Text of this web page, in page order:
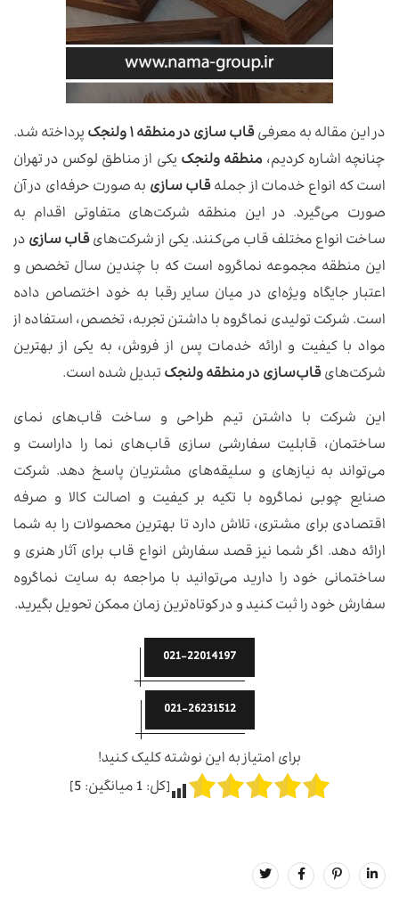
در این مقاله به معرفیقاب سازی در منطقه ۱ ولنجک
پرداخته شد.
چنانچه اشاره کردیم، منطقه ولنجک یکی از مناطق لوکس در تهران
است که انواع خدمات از جملهقاب سازی به صورت حرفه‌ای در آن
صورت می‌گیرد. در این منطقه شرکت‌های متفاوتی اقدام به
ساخت انواع مختلف قاب می‌کنند. یکی از شرکت‌هایقاب سازیدر
این منطقه مجموعه نماگروه است که با چندین سال تخصص و
اعتبار جایگاه ویژه‌ای در میان سایر رقبا به خود اختصاص داده
است. شرکت تولیدی نماگروه با داشتن تجربه، تخصص، استفاده از
مواد با کیفیت و ارائه خدمات پس از فروش، به یکی از بهترین
شرکت‌هایقاب‌سازی در منطقه ولنجکتبدیل شده است.
این شرکت با داشتن تیم طراحی و ساخت قاب‌های نمای
ساختمان، قابلیت سفارشی سازی قاب‌های نما را داراست و
می‌تواند به نیازهای و سلیقه‌های مشتریان پاسخ دهد. شرکت
صنایع چوبی نماگروه با تکیه بر کیفیت و اصالت کالا و صرفه
اقتصادی برای مشتری، تلاش دارد تا بهترین محصولات را به شما
ارائه دهد. اگر شما نیز قصد سفارش انواع قاب برای آثار هنری و
ساختمانی خود را دارید می‌توانید با مراجعه به سایت نماگروه
سفارش خود را ثبت کنید و در کوتاه‌ترین زمان ممکن تحویل بگیرید.
021-22014197
021-26231512
برای امتیاز به این نوشته کلیک کنید!
[کل:1میانگین:5
]